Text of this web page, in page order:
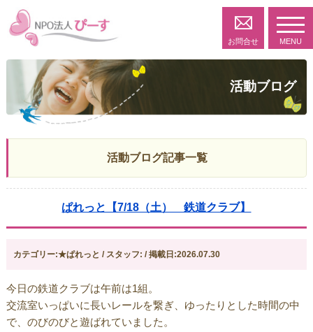
お問合せ MENU
活動ブログ
活動ブログ記事一覧
ぱれっと【7/18（土） 鉄道クラブ】
カテゴリー:★ぱれっと / スタッフ: / 掲載日:2026.07.30
今日の鉄道クラブは午前は1組。
交流室いっぱいに長いレールを繋ぎ、ゆったりとした時間の中
で、のびのびと遊ばれていました。